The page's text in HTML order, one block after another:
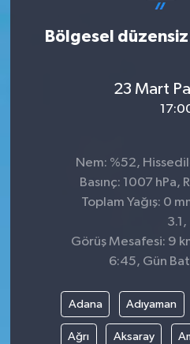
Bölgesel düzensiz
23 Mart
Nem: %52,
Basınç: 1007 hPa,
Toplam Yağış: 0
3.1,
Görüş Mesafesi: 9
6:45, Gün
Adana Adıyaman
Ağrı Aksaray
Sağlık